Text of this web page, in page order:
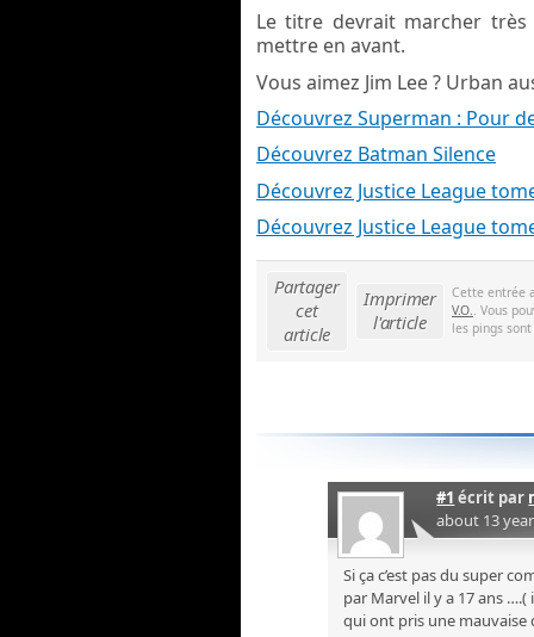
Le titre devrait marcher
mettre en avant.
Vous aimez Jim Lee ? Urban
Découvrez Superman : Pour
Découvrez Batman Silence
Découvrez Justice League
Découvrez Justice League
Partager
cet
article
Imprimer
l'article
Cette entrée
V.O.. Vous
les pings
#1 écrit par
about 13
Si ça c’est pas du super
par Marvel il y a 17 ans
qui ont pris une mauvaise